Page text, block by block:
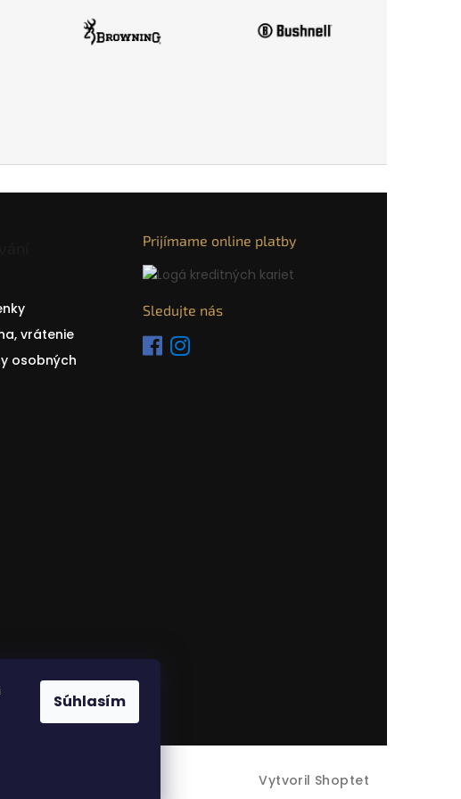
Súhlasím
vrátenie
osobných
Prijímame online platby
Sledujte nás
Vytvoril Shoptet